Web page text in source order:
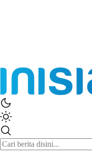
Inisiatif.co
Stay Connected Stay Informed